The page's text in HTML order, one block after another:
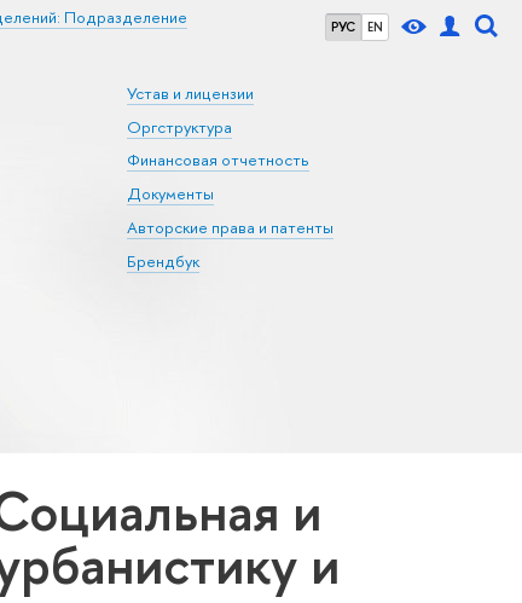
РУС EN
Подразделение
Устав и лицензии
Оргструктура
Финансовая отчетность
Документы
Авторские права и патенты
Брендбук
и
и